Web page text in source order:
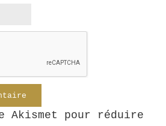
pour réduire